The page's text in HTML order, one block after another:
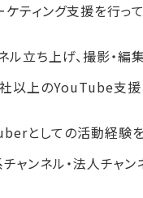
ィング支援を行って
ル立ち上げ、撮影・
以上のYouTube支
としての活動経験を
ャンネル・法人チャ